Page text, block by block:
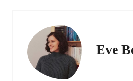
Eve